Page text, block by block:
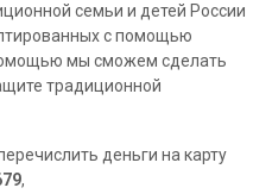
семьи и детей России
с помощью
мы сможем сделать
традиционной
деньги на карту
,